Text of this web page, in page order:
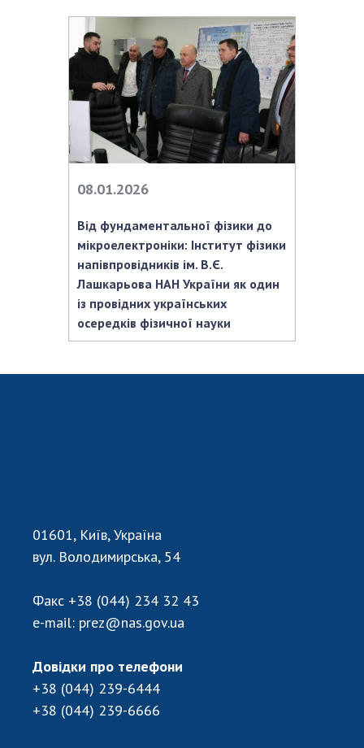
НОВИНИ
ЗАСІДАННЯ ПРЕЗИДІЇ НАН УКРАЇНИ
НАУКОВІ ВИДАННЯ
МЕДІА ПРО НАС
АКАДЕМІЯ КОМЕНТУЄ
КОНТАКТИ
ПРОФСПІЛКА НАН УКРАЇНИ
КАБІНЕТ
08.01.2026
Від фундаментальної фізики до
мікроелектроніки: Інститут фізики
напівпровідників ім. В.Є.
Лашкарьова НАН України як один
із провідних українських
осередків фізичної науки
01601, Київ, Україна
вул. Володимирська, 54
Факс +38 (044) 234 32 43
e-mail: prez@nas.gov.ua
Довідки про телефони
+38 (044) 239-6444
+38 (044) 239-6666